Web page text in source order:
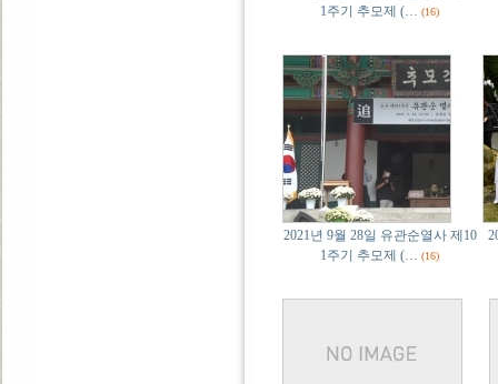
1주기 추모제 (… (16)
2021년 9월 28일 유관순열사 제10
1주기 추모제 (… (16)